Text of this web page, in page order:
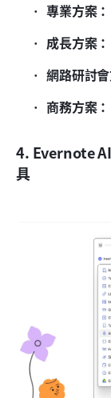
專業方案：
成長方案：
網路研討會
商務方案：
4. Evernote
具